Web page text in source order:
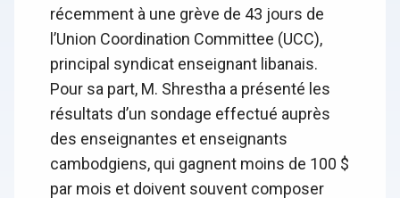
récemment à une grève de 43 jours de
l’Union Coordination Committee (UCC),
principal syndicat enseignant libanais.
Pour sa part, M. Shrestha a présenté les
résultats d’un sondage effectué auprès
des enseignantes et enseignants
cambodgiens, qui gagnent moins de 100 $
par mois et doivent souvent composer